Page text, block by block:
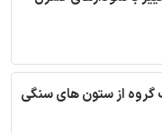
گروه از ستون های سنگی